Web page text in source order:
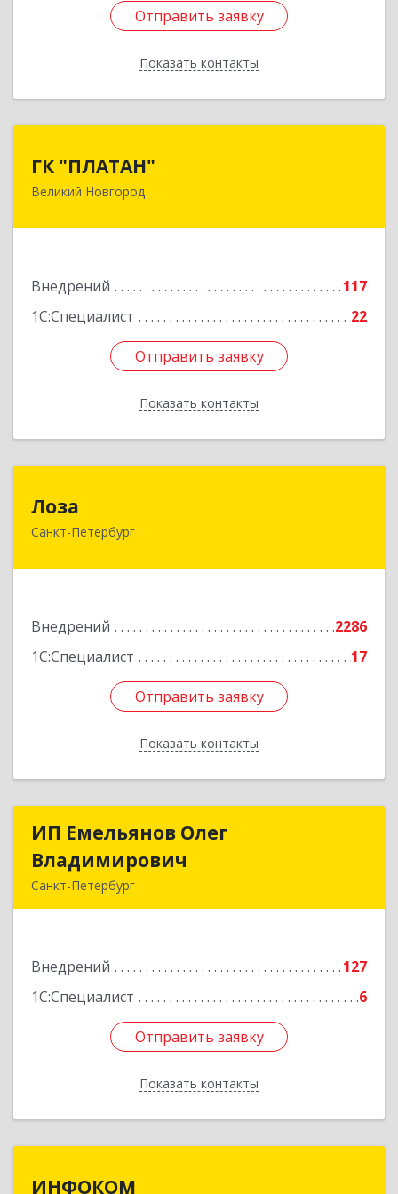
Отправить заявку
Показать контакты
Отправить заявку
Назад
ГК "ПЛАТАН"
Великий Новгород
Внедрений
117
1С:Специалист
22
Отправить заявку
Показать контакты
173003, Новгородская обл, Великий Новгород
Подробнее
Отправить заявку
Назад
Лоза
Санкт-Петербург
Внедрений
2286
1С:Специалист
17
Отправить заявку
Показать контакты
194044, Санкт-Петербург г, Выборгская наб,
Отправить заявку
Назад
ИП Емельянов Олег
Владимирович
Санкт-Петербург
Внедрений
127
1С:Специалист
6
Отправить заявку
Показать контакты
ИП Емельянов Олег
Подробнее
Отправить заявку
Назад
ИНФОКОМ